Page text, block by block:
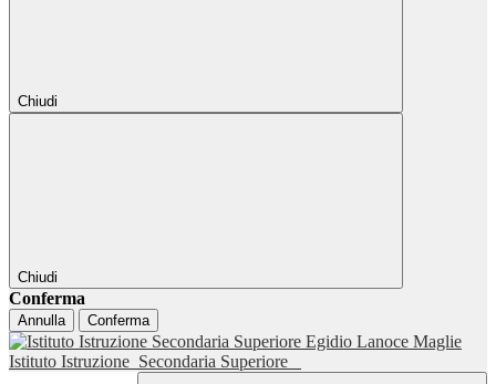
Chiudi
Chiudi
Conferma
Annulla Conferma
Istituto Istruzione Secondaria Superiore